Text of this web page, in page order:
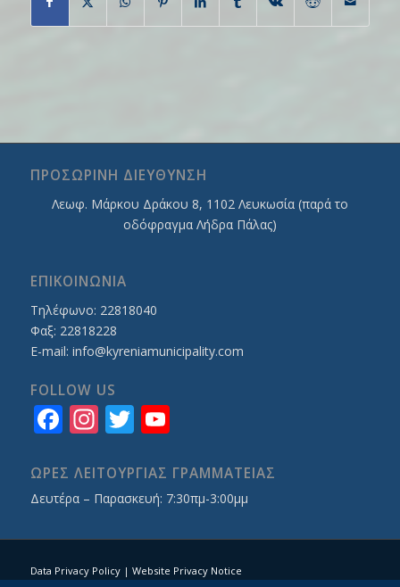
ΠΡΟΣΩΡΙΝΗ ΔΙΕΥΘΥΝΣΗ
Λεωφ. Mάρκου Δράκου 8, 1102 Λευκωσία (παρά το
οδόφραγμα Λήδρα Πάλας)
ΕΠΙΚΟΙΝΩΝΙΑ
Τηλέφωνο: 22818040
Φαξ: 22818228
E-mail: info@kyreniamunicipality.com
FOLLOW US
Facebook
Instagram
Twitter
YouTube
ΩΡΕΣ ΛΕΙΤΟΥΡΓΙΑΣ ΓΡΑΜΜΑΤΕΙΑΣ
Δευτέρα – Παρασκευή: 7:30πμ-3:00μμ
Data Privacy Policy| Website Privacy Notice